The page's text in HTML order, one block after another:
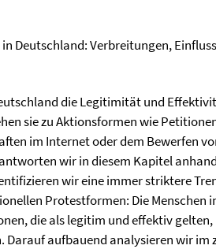
Deutschland: Verbreitungen,
die Legitimität und
sie zu Aktionsformen wie
im Internet oder dem Bewerfen
wir in diesem Kapitel
wir eine immer striktere
Protestformen: Die Menschen
die als legitim und effektiv
Darauf aufbauend analysieren wir